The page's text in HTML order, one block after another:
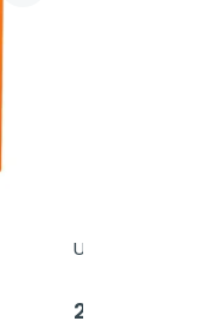
Utipro Plus AF,
24,95 €